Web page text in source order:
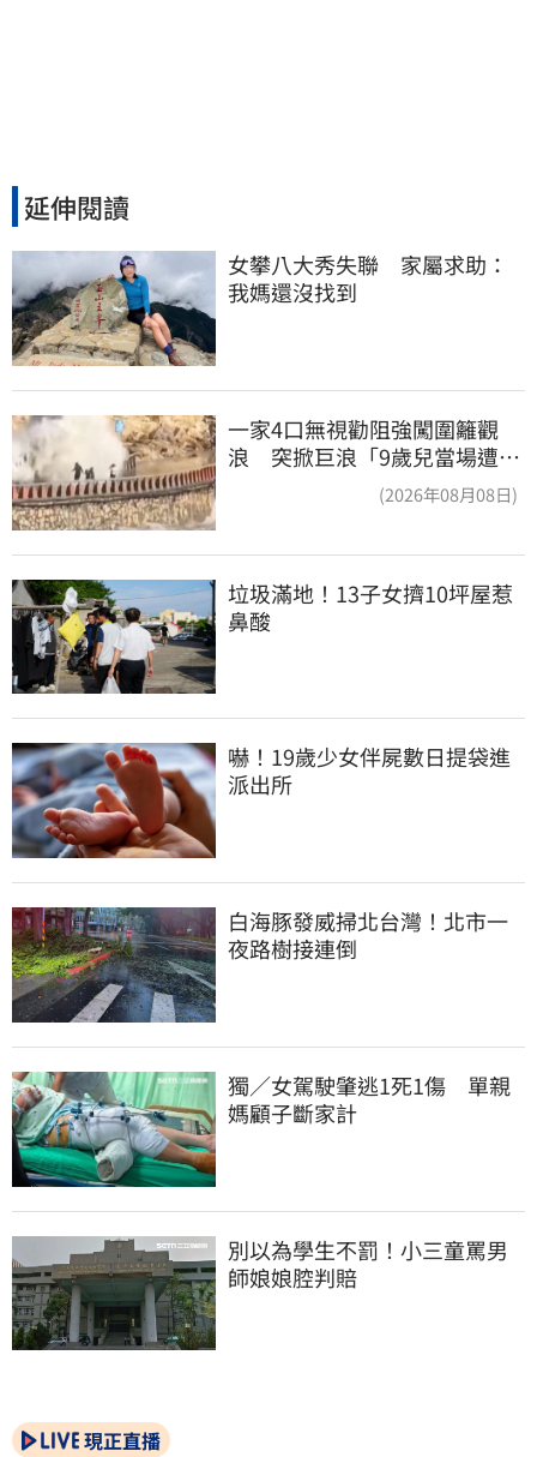
延伸閱讀
女攀八大秀失聯　家屬求助：
我媽還沒找到
一家4口無視勸阻強闖圍籬觀
浪 突掀巨浪「9歲兒當場遭捲
(2026年08月08日)
垃圾滿地！13子女擠10坪屋惹
鼻酸
嚇！19歲少女伴屍數日提袋進
派出所
白海豚發威掃北台灣！北市一
夜路樹接連倒
獨／女駕駛肇逃1死1傷　單親
媽顧子斷家計
別以為學生不罰！小三童罵男
師娘娘腔判賠
現正直播